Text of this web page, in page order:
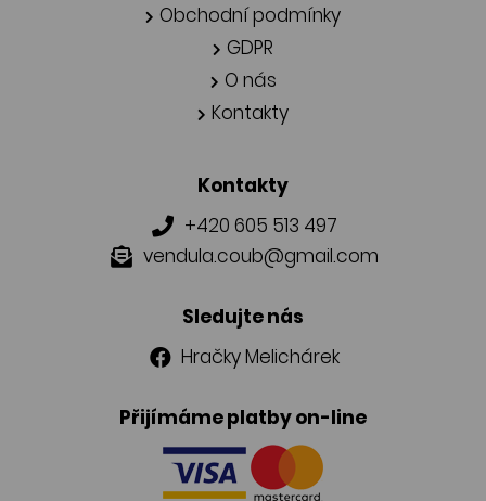
Obchodní podmínky
GDPR
O nás
Kontakty
Kontakty
+420 605 513 497
vendula.coub@gmail.com
Sledujte nás
Hračky Melichárek
Přijímáme platby on-line